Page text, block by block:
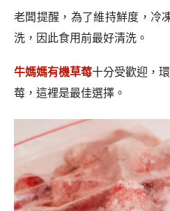
老闆提醒，為了維持鮮度，冷
洗，因此食用前最好清洗。
牛媽媽有機草莓十分受歡迎，
莓，這裡是最佳選擇。